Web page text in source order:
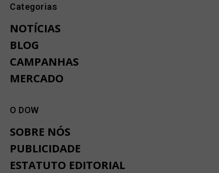
Categorias
NOTÍCIAS
BLOG
CAMPANHAS
MERCADO
O DOW
SOBRE NÓS
PUBLICIDADE
ESTATUTO EDITORIAL